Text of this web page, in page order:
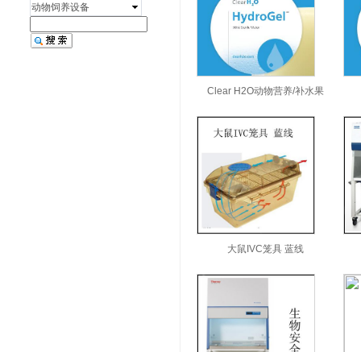
Clear H2O动物营养/补水果
大鼠IVC笼具 蓝线
动物饲养设备